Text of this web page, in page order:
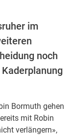
im
noch
Bormuth gehen
mit Robin
verlängern»,